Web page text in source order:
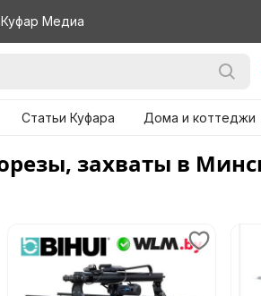
Куфар Медиа
Статьи Куфара Дома и коттеджи
захваты в